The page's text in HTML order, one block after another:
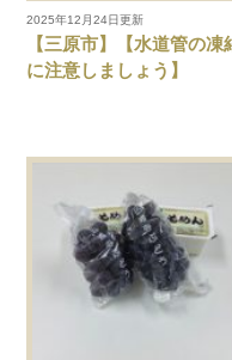
2025年12月24日更新
【三原市】【水道管の凍
に注意しましょう】